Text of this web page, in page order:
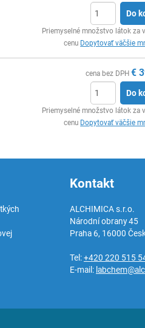
Do
Priemyselné množstvo látok za
cenu Dopytovať väčšie
cena bez DPH €
Do
Priemyselné množstvo látok za
cenu Dopytovať väčšie
Kontakt
ALCHIMICA s.r.o.
Národní obrany 45
Praha 6, 16000
Tel:+420 220 515
E-mail: